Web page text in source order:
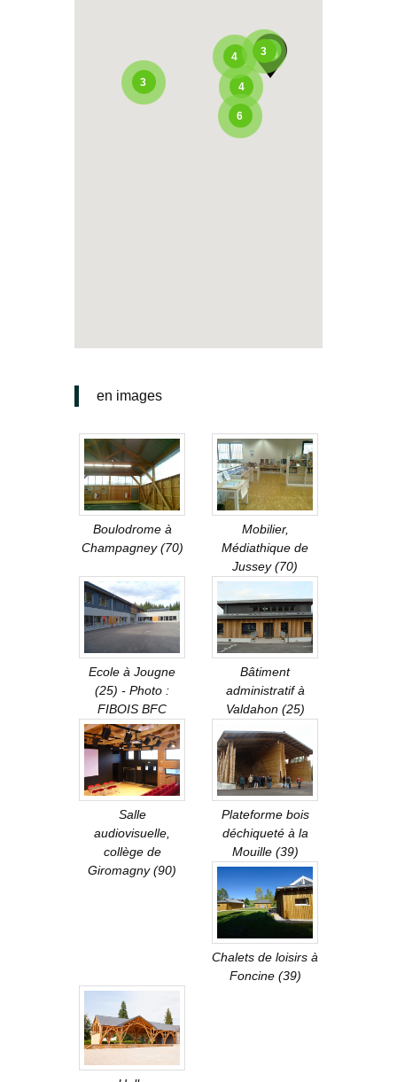
4
4
6
3
3
en images
Boulodrome à
Champagney (70)
Mobilier,
Médiathique de
Jussey (70)
Ecole à Jougne
(25) - Photo :
FIBOIS BFC
Bâtiment
administratif à
Valdahon (25)
Salle
audiovisuelle,
collège de
Giromagny (90)
Plateforme bois
déchiqueté à la
Mouille (39)
Chalets de loisirs à
Foncine (39)